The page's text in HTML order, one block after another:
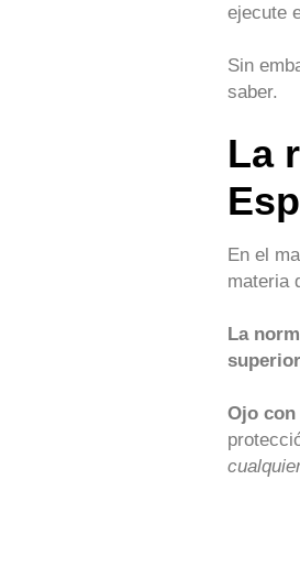
ejecute
Sin
saber.
La
En el
materia
La
Ojo